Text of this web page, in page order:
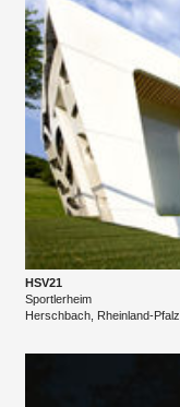
HSV21
Sportlerheim
​Herschbach, Rheinland-Pfalz